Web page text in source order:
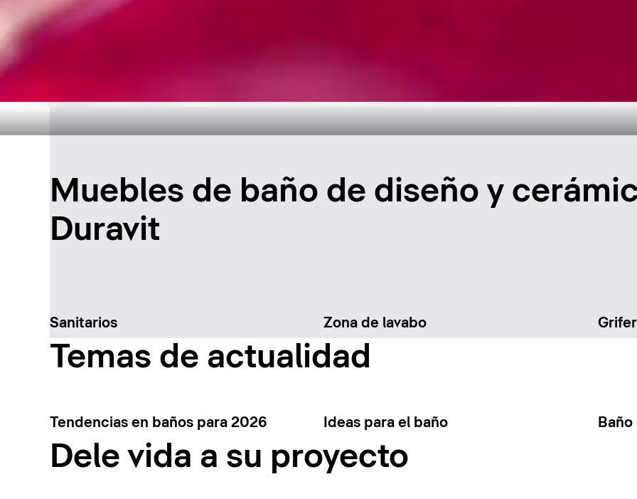
Diseño atemporal para el
Descúbralo ahora
Muebles de baño de diseño y
Duravit
Sanitarios Zona de lavabo
Temas de actualidad
Tendencias en baños para 2026 Ideas para el baño
Dele vida a su proyecto